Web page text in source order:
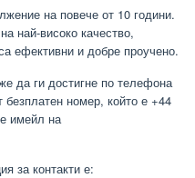
на повече от 10 години.
най-високо качество,
ефективни и добре проучено.
да ги достигне по телефона
номер, който е +44
имейл на
за контакти е: